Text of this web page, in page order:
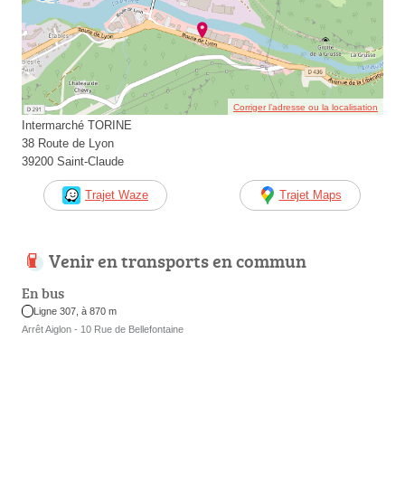
Corriger l’adresse ou la localisation
Intermarché TORINE
38 Route de Lyon
39200 Saint-Claude
Trajet Waze Trajet Maps
Venir en transports en commun
En bus
Ligne 307, à 870 m
Arrêt Aiglon - 10 Rue de Bellefontaine